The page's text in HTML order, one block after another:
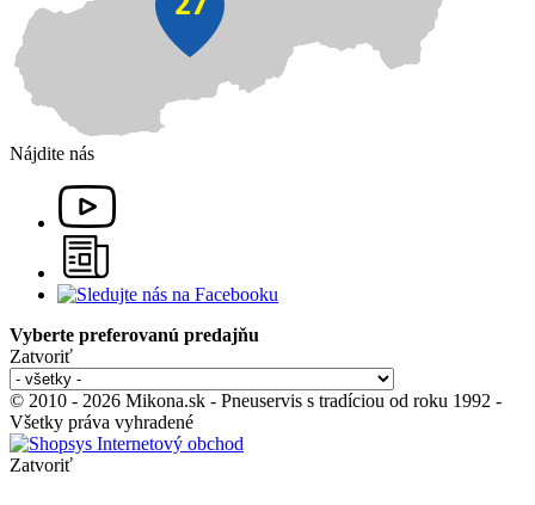
Nájdite nás
Vyberte preferovanú predajňu
Zatvoriť
© 2010 - 2026 Mikona.sk - Pneuservis s tradíciou od roku 1992 -
Všetky práva vyhradené
Zatvoriť